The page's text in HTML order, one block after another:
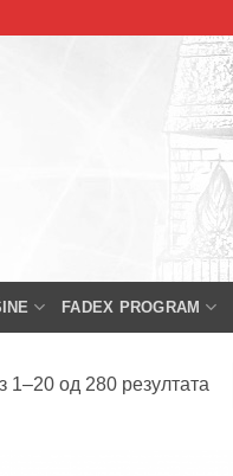
FADEX PROGRAM
1–20 од 280 резултата